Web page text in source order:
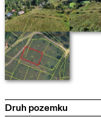
Druh pozemku